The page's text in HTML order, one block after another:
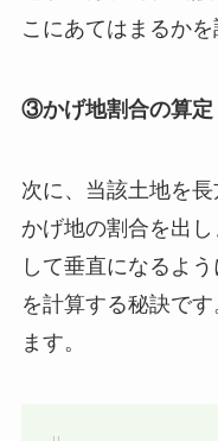
こにあてはまるかを
③かげ地割合の算定
次に、当該土地を長
かげ地の割合を出
して垂直になるよ
を計算する秘訣で
ます。